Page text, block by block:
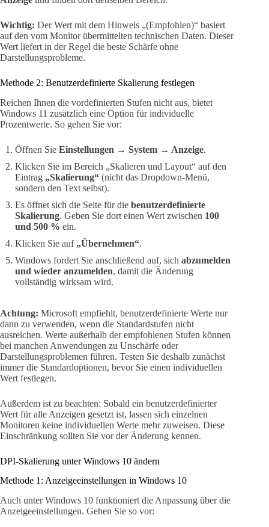
Wichtig: Der Wert mit dem Hinweis „(Empfohlen)“ basiert
auf den vom Monitor übermittelten technischen Daten. Dieser
Wert liefert in der Regel die beste Schärfe ohne
Darstellungsprobleme.
Methode 2: Benutzerdefinierte Skalierung festlegen
Reichen Ihnen die vordefinierten Stufen nicht aus, bietet
Windows 11 zusätzlich eine Option für individuelle
Prozentwerte. So gehen Sie vor:
Öffnen Sie Einstellungen → System → Anzeige.
Klicken Sie im Bereich „Skalieren und Layout“ auf den
Eintrag „Skalierung“ (nicht das Dropdown-Menü,
sondern den Text selbst).
Es öffnet sich die Seite für die benutzerdefinierte
Skalierung. Geben Sie dort einen Wert zwischen 100
und 500 % ein.
Klicken Sie auf „Übernehmen“.
Windows fordert Sie anschließend auf, sich abzumelden
und wieder anzumelden, damit die Änderung
vollständig wirksam wird.
Achtung: Microsoft empfiehlt, benutzerdefinierte Werte nur
dann zu verwenden, wenn die Standardstufen nicht
ausreichen. Werte außerhalb der empfohlenen Stufen können
bei manchen Anwendungen zu Unschärfe oder
Darstellungsproblemen führen. Testen Sie deshalb zunächst
immer die Standardoptionen, bevor Sie einen individuellen
Wert festlegen.
Außerdem ist zu beachten: Sobald ein benutzerdefinierter
Wert für alle Anzeigen gesetzt ist, lassen sich einzelnen
Monitoren keine individuellen Werte mehr zuweisen. Diese
Einschränkung sollten Sie vor der Änderung kennen.
DPI-Skalierung unter Windows 10 ändern
Methode 1: Anzeigeeinstellungen in Windows 10
Auch unter Windows 10 funktioniert die Anpassung über die
Anzeigeeinstellungen. Gehen Sie so vor: